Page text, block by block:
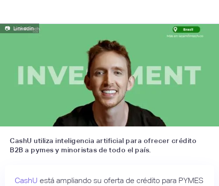
📷 Linkedin
CashU utiliza inteligencia artificial para ofrecer crédito
B2B a pymes y minoristas de todo el país.
CashU está ampliando su oferta de crédito para PYMES